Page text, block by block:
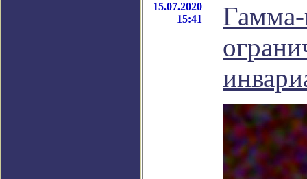
15.07.2020
15:41
Гамма-